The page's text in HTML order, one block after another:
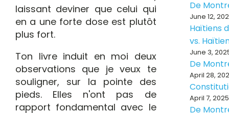
laissant deviner que celui qui
en a une forte dose est plutôt
plus fort.
Ton livre induit en moi deux
observations que je veux te
souligner, sur la pointe des
pieds. Elles n'ont pas de
rapport fondamental avec le
De
June 12,
Haïtiens
vs.
June 3,
De
April 28,
April 7, 2025
De